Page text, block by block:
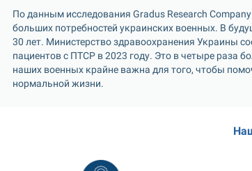
По данным исследования Gradus Research
больших потребностей украинских военных. В
30 лет. Министерство здравоохранения Украины
пациентов с ПТСР в 2023 году. Это в четыре раза
наших военных крайне важна для того, чтобы
нормальной жизни.